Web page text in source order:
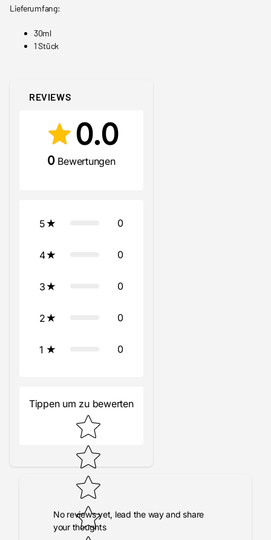
Lieferumfang:
30ml
1 Stück
REVIEWS
0.0
0 Bewertungen
5 0
4 0
3 0
2 0
1 0
Tippen um zu bewerten
No reviews yet, lead the way and share
your thoughts